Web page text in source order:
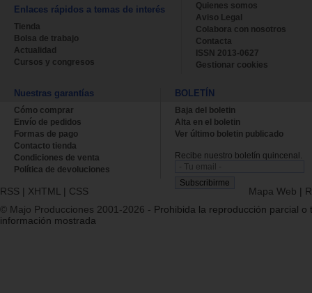
Enlaces rápidos a temas de interés
Tienda
Bolsa de trabajo
Actualidad
Cursos y congresos
Quienes somos
Aviso Legal
Colabora con nosotros
Contacta
ISSN 2013-0627
Gestionar cookies
Nuestras garantías
Cómo comprar
Envío de pedidos
Formas de pago
Contacto tienda
Condiciones de venta
Política de devoluciones
BOLETÍN
Baja del boletin
Alta en el boletin
Ver último boletin publicado
Recibe nuestro boletín quincenal.
RSS | XHTML | CSS Mapa Web |
© Majo Producciones 2001-2026 - Prohibida la reproducción parcial o
información mostrada